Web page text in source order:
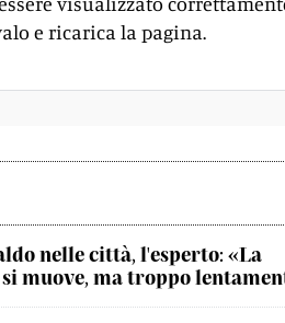
e ricarica la pagina.
nelle città, l'esperto: «La
muove, ma troppo